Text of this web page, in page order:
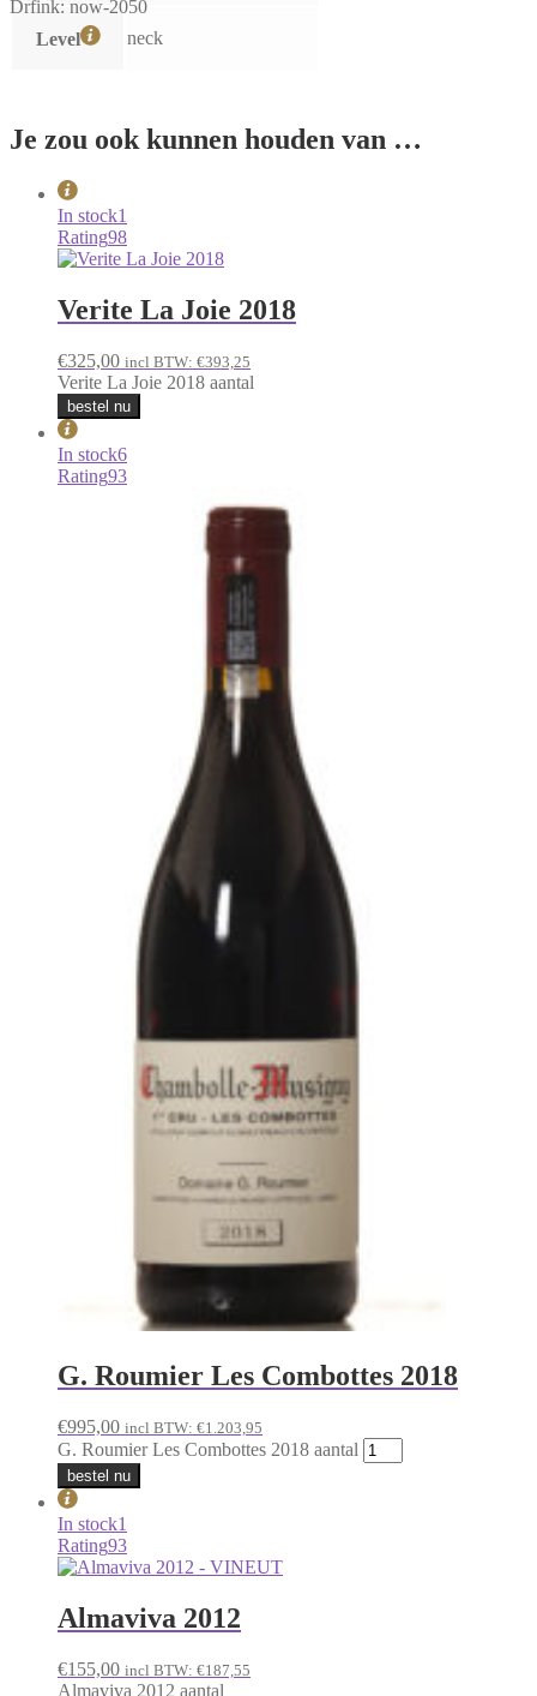
Level neck
Drfink: now-2050
Je zou ook kunnen houden van …
In stock1
Rating98
Verite La Joie 2018
€325,00 incl BTW: €393,25
Verite La Joie 2018 aantal
bestel nu
In stock6
Rating93
G. Roumier Les Combottes 2018
€995,00 incl BTW: €1.203,95
G. Roumier Les Combottes 2018 aantal
bestel nu
In stock1
Rating93
Almaviva 2012
€155,00 incl BTW: €187,55
Almaviva 2012 aantal